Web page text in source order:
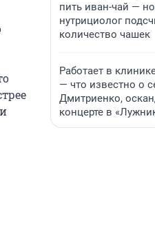
пить иван-чай —
нутрициолог
количество чашек
Работает в
— что известно о
Дмитриенко,
концерте в